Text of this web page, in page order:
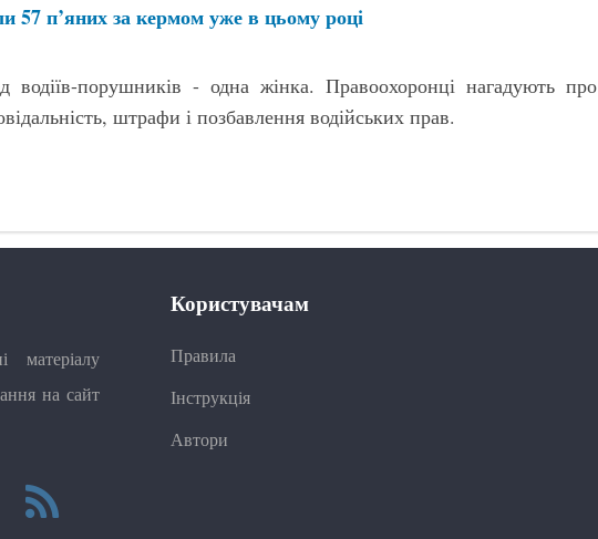
57 п’яних за кермом уже в цьому році
водіїв-порушників - одна жінка. Правоохоронці нагадують про
штрафи і позбавлення водійських прав.
матеріалу
на сайт
Користувачам
Правила
Інструкція
Автори